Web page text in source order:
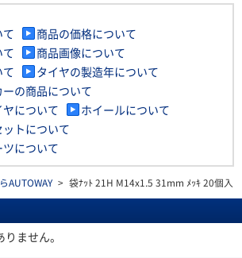
商品の価格について
商品画像について
タイヤの製造年について
の商品について
について
ホイールについて
トについて
について
AUTOWAY > 袋ﾅｯﾄ 21H M14x1.5 31mm ﾒｯｷ 20個入
ません。